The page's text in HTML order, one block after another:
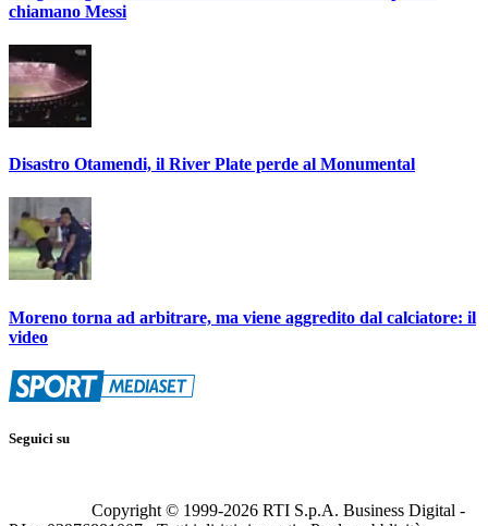
chiamano Messi
Disastro Otamendi, il River Plate perde al Monumental
Moreno torna ad arbitrare, ma viene aggredito dal calciatore: il
video
Seguici su
Copyright © 1999-2026 RTI S.p.A. Business Digital -